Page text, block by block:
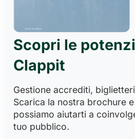
Scopri le
Clappit
Gestione accrediti,
Scarica la nostra brochure
possiamo aiutarti a
tuo pubblico.